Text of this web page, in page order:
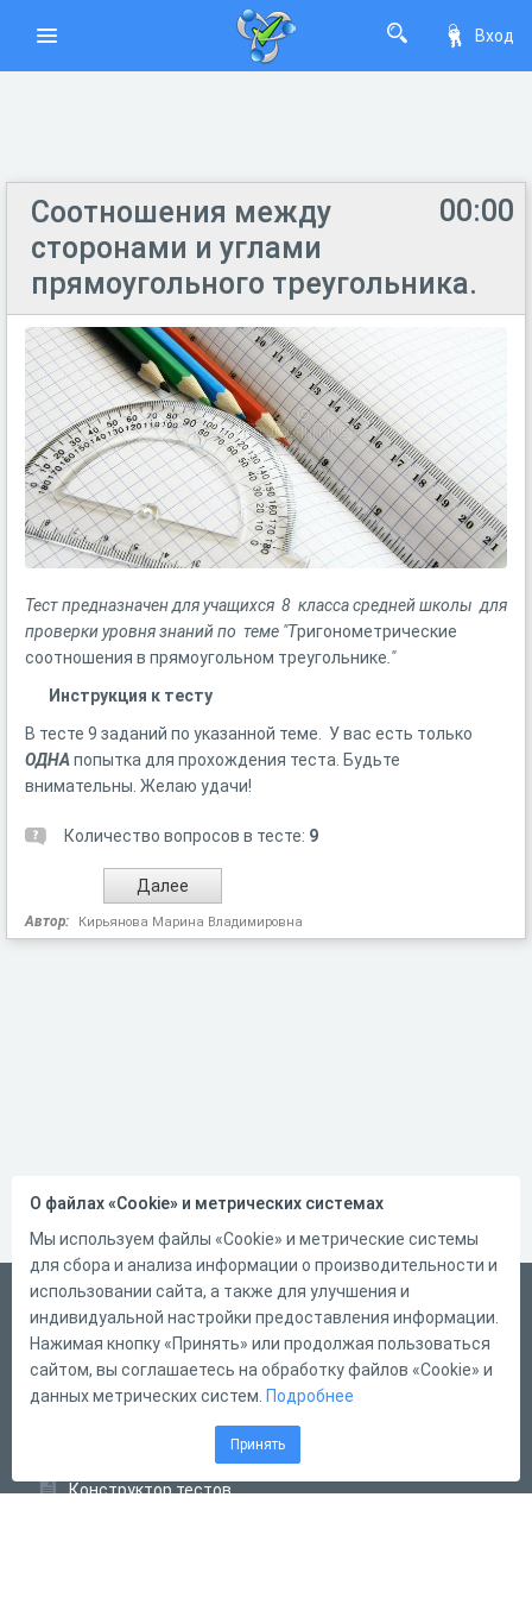
Вход
00:00
Соотношения между
сторонами и углами
прямоугольного треугольника.
Тест предназначен для учащихся 8 класса средней школы для
проверки уровня знаний по теме "Тригонометрические
соотношения в прямоугольном треугольнике ."
Инструкция к тесту
В тесте 9 заданий по указанной теме. У вас есть только
ОДНА попытка для прохождения теста. Будьте
внимательны. Желаю удачи!
Количество вопросов в тесте: 9
Автор: Кирьянова Марина Владимировна
Русский
Справка
Форма обратной связи
Конструктор тестов
О файлах «Cookie» и метрических системах
Мы используем файлы «Cookie» и метрические системы
для сбора и анализа информации о производительности и
использовании сайта, а также для улучшения и
индивидуальной настройки предоставления информации.
Нажимая кнопку «Принять» или продолжая пользоваться
сайтом, вы соглашаетесь на обработку файлов «Cookie» и
данных метрических систем. Подробнее
Принять